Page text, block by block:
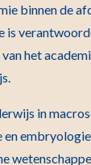
binnen de
is
het
in